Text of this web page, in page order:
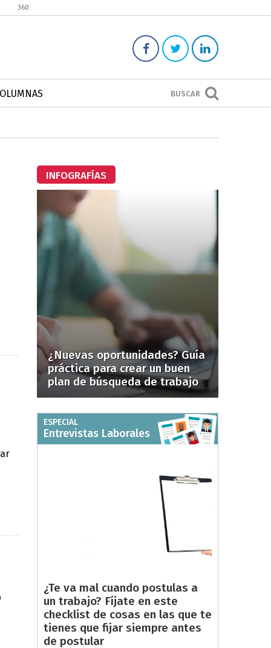
360
BUSCAR
INFOGRAFÍAS
¿Nuevas oportunidades? Guía
práctica para crear un buen
plan de búsqueda de trabajo
ESPECIAL
Entrevistas Laborales
¿Te va mal cuando postulas a
un trabajo? Fíjate en este
checklist de cosas en las que te
tienes que fijar siempre antes
de postular